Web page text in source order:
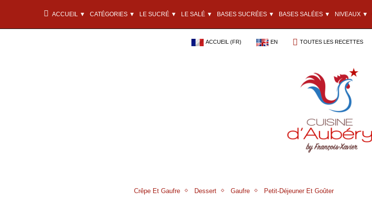
ACCUEIL ▼ CATÉGORIES ▼ LE SUCRÉ ▼ LE SALÉ ▼ BASES SUCRÉES ▼ BASES SALÉES ▼ NIVEAUX ▼
ACCUEIL (FR) EN TOUTES LES RECETTES
Crêpe Et Gaufre Dessert Gaufre Petit-Déjeuner Et Goûter